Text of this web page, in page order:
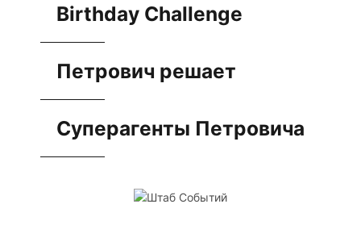
Birthday Challenge
Петрович решает
Суперагенты Петровича